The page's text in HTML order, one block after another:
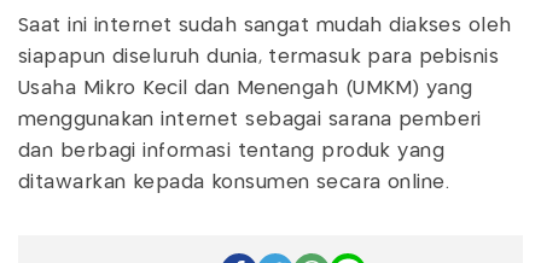
Saat ini internet sudah sangat mudah diakses oleh
siapapun diseluruh dunia, termasuk para pebisnis
Usaha Mikro Kecil dan Menengah (UMKM) yang
menggunakan internet sebagai sarana pemberi
dan berbagi informasi tentang produk yang
ditawarkan kepada konsumen secara online.